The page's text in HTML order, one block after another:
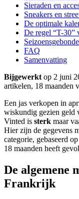
Sieraden en
Sneakers en
De optimale
De regel “T-30”
FAQ
Samenvatting
Bijgewerkt op 2 juni
artikelen, 18 maanden
Een jas verkopen in
wiskundig gezien geld
Vinted is sterk maar
Hier zijn de gegevens
categorie, gebaseerd op
18 maanden heeft
De algemene
Frankrijk